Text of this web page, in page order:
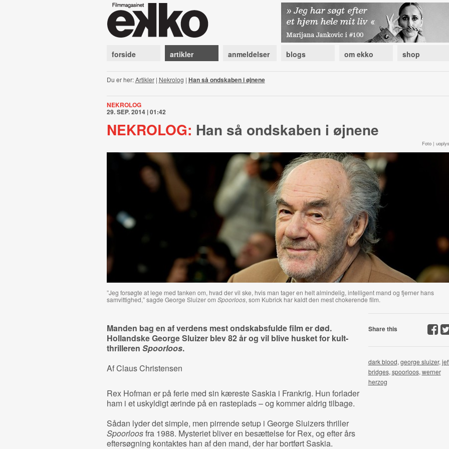
forside artikler anmeldelser blogs om ekko shop
Du er her:Artikler| Nekrolog | Han så ondskaben i øjnene
NEKROLOG
29. SEP. 2014 | 01:42
NEKROLOG: Han så ondskaben i øjnene
Foto |
”Jeg forsøgte at lege med tanken om, hvad der vil ske, hvis man tager en helt almindelig, intelligent mand og fjerner hans
samvittighed,” sagde George Sluizer om Spoorloos, som Kubrick har kaldt den mest chokerende film.
Manden bag en af verdens mest ondskabsfulde film er død.
Hollandske George Sluizer blev 82 år og vil blive husket for kult-
thrilleren Spoorloos.
Af Claus Christensen
Rex Hofman er på ferie med sin kæreste Saskia i Frankrig. Hun forlader
ham i et uskyldigt ærinde på en rasteplads – og kommer aldrig tilbage.
Sådan lyder det simple, men pirrende setup i George Sluizers thriller
Spoorloosfra 1988. Mysteriet bliver en besættelse for Rex, og efter års
eftersøgning kontaktes han af den mand, der har bortført Saskia.
Share this
dark blood, george sluizer,
bridges, spoorloos, werner
herzog